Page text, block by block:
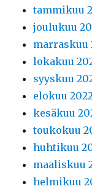
tammikuu
joulukuu
marraskuu
lokakuu
syyskuu
elokuu
kesäkuu
toukokuu
huhtikuu
maaliskuu
helmikuu